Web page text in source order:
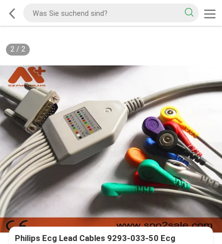
2/ 2
Philips Ecg Lead Cables 9293-033-50 Ecg